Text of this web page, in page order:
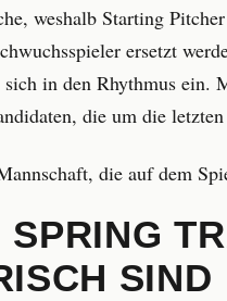
weshalb Starting
ersetzt
in den Rhythmus ein.
die um die
die auf dem
SPRING
SIND